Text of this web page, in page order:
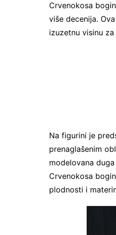
Crvenokosa
više decenija.
izuzetnu visinu
Na figurini je
prenaglašenim
modelovana
Crvenokosa
plodnosti i